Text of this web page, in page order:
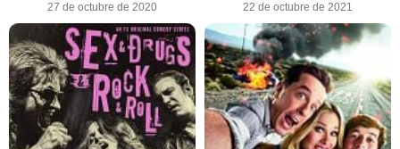
27 de octubre de 2020 22 de octubre de 2021